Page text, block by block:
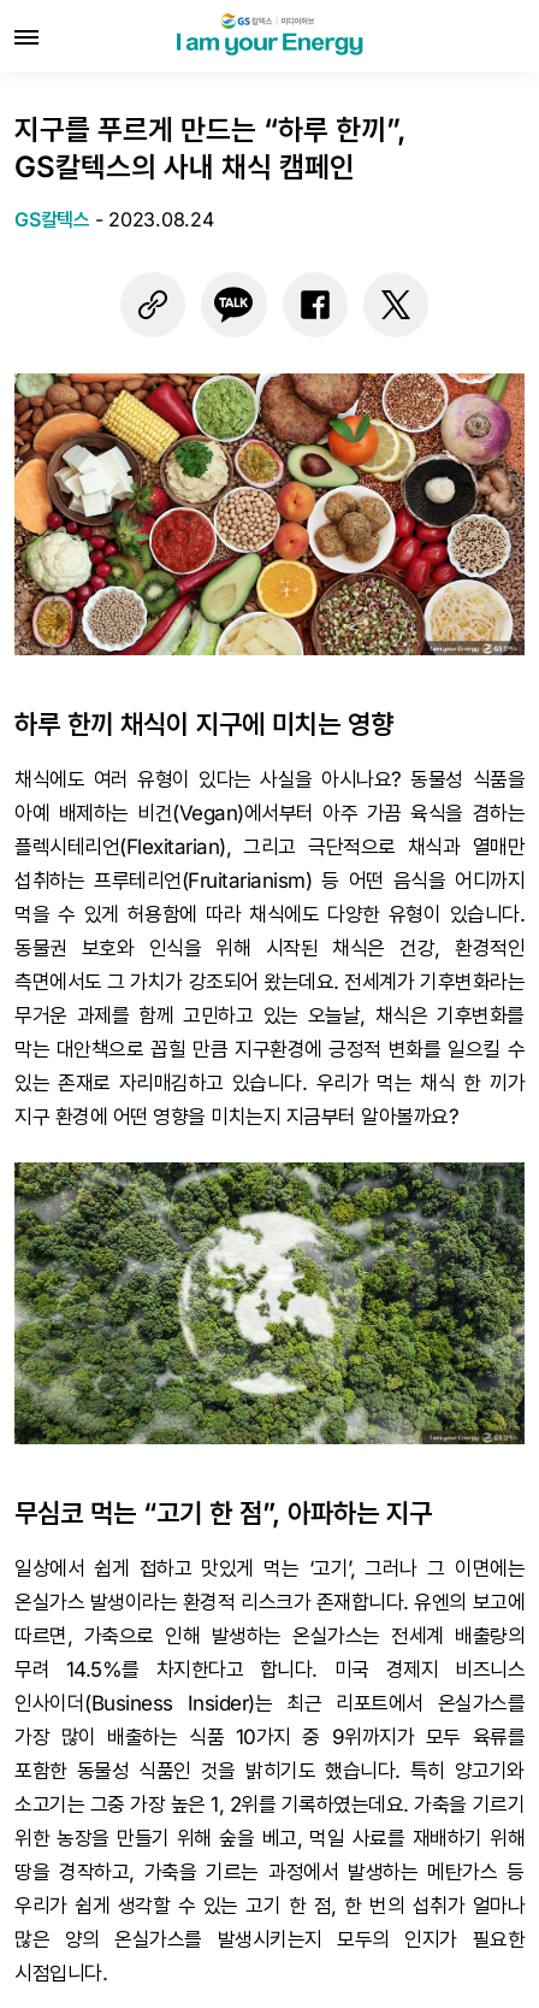
지구를 푸르게 만드는 “하루 한끼”,
GS칼텍스의 사내 채식 캠페인
GS칼텍스 - 2023.08.24
하루 한끼 채식이 지구에 미치는 영향
채식에도 여러 유형이 있다는 사실을 아시나요? 동물성 식품을
아예 배제하는 비건(Vegan)에서부터 아주 가끔 육식을 겸하는
플렉시테리언(Flexitarian), 그리고 극단적으로 채식과 열매만
섭취하는 프루테리언(Fruitarianism) 등 어떤 음식을 어디까지
먹을 수 있게 허용함에 따라 채식에도 다양한 유형이 있습니다.
동물권 보호와 인식을 위해 시작된 채식은 건강, 환경적인
측면에서도 그 가치가 강조되어 왔는데요. 전세계가 기후변화라는
무거운 과제를 함께 고민하고 있는 오늘날, 채식은 기후변화를
막는 대안책으로 꼽힐 만큼 지구환경에 긍정적 변화를 일으킬 수
있는 존재로 자리매김하고 있습니다. 우리가 먹는 채식 한 끼가
지구 환경에 어떤 영향을 미치는지 지금부터 알아볼까요?
무심코 먹는 “고기 한 점”, 아파하는 지구
일상에서 쉽게 접하고 맛있게 먹는 ‘고기’, 그러나 그 이면에는
온실가스 발생이라는 환경적 리스크가 존재합니다. 유엔의 보고에
따르면, 가축으로 인해 발생하는 온실가스는 전세계 배출량의
무려 14.5%를 차지한다고 합니다. 미국 경제지 비즈니스
인사이더(Business Insider)는 최근 리포트에서 온실가스를
가장 많이 배출하는 식품 10가지 중 9위까지가 모두 육류를
포함한 동물성 식품인 것을 밝히기도 했습니다. 특히 양고기와
소고기는 그중 가장 높은 1, 2위를 기록하였는데요. 가축을 기르기
위한 농장을 만들기 위해 숲을 베고, 먹일 사료를 재배하기 위해
땅을 경작하고, 가축을 기르는 과정에서 발생하는 메탄가스 등
우리가 쉽게 생각할 수 있는 고기 한 점, 한 번의 섭취가 얼마나
많은 양의 온실가스를 발생시키는지 모두의 인지가 필요한
시점입니다.